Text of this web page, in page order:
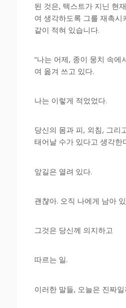
된 것은, 텍스트가 지닌 현
여 생각하도록 그를 재촉시
같이 적혀 있습니다.
“나는 어제, 종이 뭉치 속에
여 옮겨 쓰고 있다.
나는 이렇게 적었었다.
당신의 몸과 피, 외침, 그리
태어날 수가 있다고 생각한
앞길은 열려 있다.
괜챦아. 오직 나에게 남아
그것은 당신께 의지하고
따르는 일.
이러한 말들, 오늘은 진짜일